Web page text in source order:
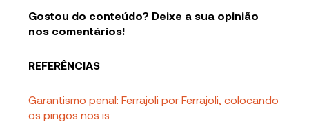
Gostou do conteúdo? Deixe a sua opinião
nos comentários!
REFERÊNCIAS
Garantismo penal: Ferrajoli por Ferrajoli, colocando
os pingos nos is